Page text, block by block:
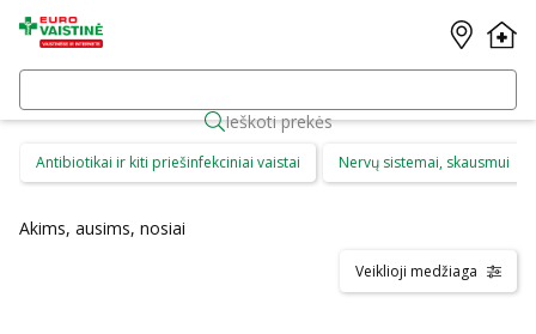
Ieškoti prekės
Antibiotikai ir kiti priešinfekciniai vaistai Nervų sistemai, skausmui
Akims, ausims, nosiai
Veiklioji medžiaga